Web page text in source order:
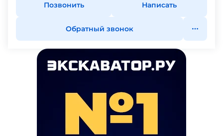
Позвонить Написать
Обратный звонок